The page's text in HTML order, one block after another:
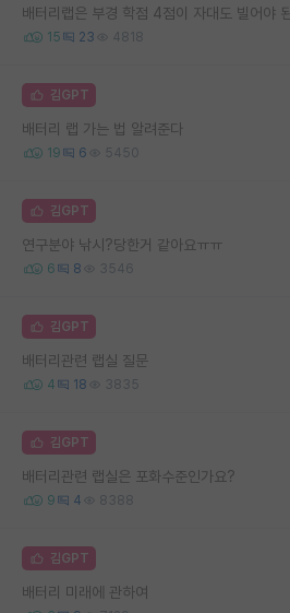
배터리랩은 부경 학점 4점이 자대도 빌어야
15 23 4818
김GPT
배터리 랩 가는 법 알려준다
19 6 5450
김GPT
연구분야 낚시?당한거 같아요ㅠㅠ
6 8 3546
김GPT
배터리관련 랩실 질문
4 18 3835
김GPT
배터리관련 랩실은 포화수준인가요?
9 4 8388
김GPT
배터리 미래에 관하여